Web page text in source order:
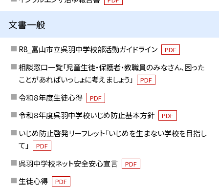
文書一般
R8_富山市立呉羽中学校部活動ガイドライン PDF
相談窓口一覧「児童生徒・保護者・教職員のみなさん、困った
ことがあればいっしょに考えましょう」
PDF
令和８年度生徒心得 PDF
令和８年度呉羽中学校いじめ防止基本方針 PDF
いじめ防止啓発リーフレット「いじめを生まない学校を目指し
て」
PDF
呉羽中学校ネット安全安心宣言 PDF
生徒心得 PDF